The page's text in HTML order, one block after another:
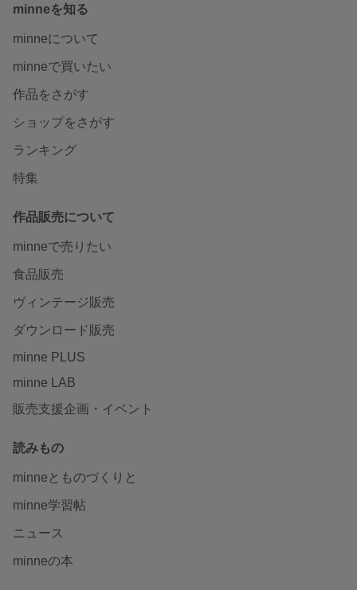
minneを知る
minneについて
minneで買いたい
作品をさがす
ショップをさがす
ランキング
特集
作品販売について
minneで売りたい
食品販売
ヴィンテージ販売
ダウンロード販売
minne PLUS
minne LAB
販売支援企画・イベント
読みもの
minneとものづくりと
minne学習帖
ニュース
minneの本